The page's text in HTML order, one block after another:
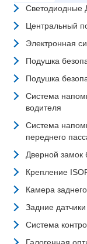
Светодиодные
Центральный
Электронная
Подушка
Подушка
Система
водителя
Система
переднего
Дверной замок
Крепление
Камера
Задние датчики
Система